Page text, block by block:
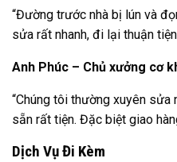
“Đường trước nhà bị lún và
sửa rất nhanh, đi lại thuận tiện
Anh Phúc – Chủ xưởng cơ
“Chúng tôi thường xuyên sửa
sẵn rất tiện. Đặc biệt giao
Dịch Vụ Đi Kèm